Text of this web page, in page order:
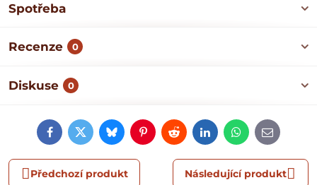
Spotřeba
Recenze 0
Diskuse 0
FacebookTwitterBlueskyPinterestRedditLinkedInWhatsApp
E-
mail
Předchozí produkt Následující produkt